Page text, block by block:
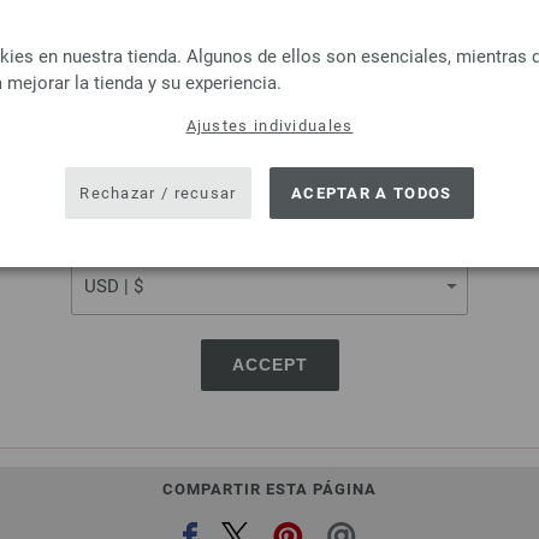
ACCEPT
en nuestra tienda. Algunos de ellos son esenciales, mientras
mejorar la tienda y su experiencia.
Ajustes individuales
Rechazar / recusar ACEPTAR A TODOS
Lana Grossa
de las agujas: 4,5 - 5
gastos de envío, Precio base:265,60 € -
334,40 €/ kg
IVA no incluido, más gastos de envío,
COMPARTIR ESTA PÁGINA